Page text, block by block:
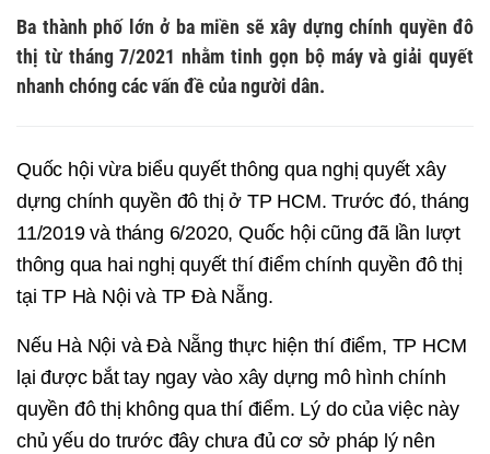
Ba thành phố lớn ở ba miền sẽ xây dựng chính quyền đô
thị từ tháng 7/2021 nhằm tinh gọn bộ máy và giải quyết
nhanh chóng các vấn đề của người dân.
Quốc hội vừa biểu quyết thông qua nghị quyết xây
dựng chính quyền đô thị ở TP HCM. Trước đó, tháng
11/2019 và tháng 6/2020, Quốc hội cũng đã lần lượt
thông qua hai nghị quyết thí điểm chính quyền đô thị
tại TP Hà Nội và TP Đà Nẵng.
Nếu Hà Nội và Đà Nẵng thực hiện thí điểm, TP HCM
lại được bắt tay ngay vào xây dựng mô hình chính
quyền đô thị không qua thí điểm. Lý do của việc này
chủ yếu do trước đây chưa đủ cơ sở pháp lý nên